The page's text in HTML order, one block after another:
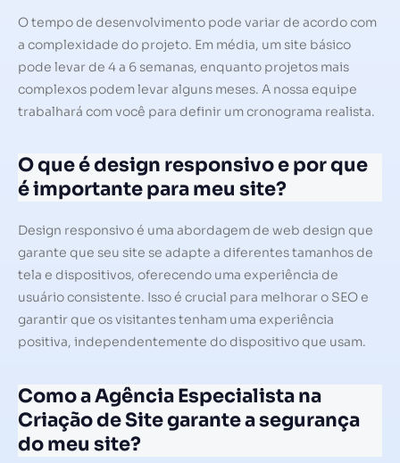
O tempo de desenvolvimento pode variar de acordo com
a complexidade do projeto. Em média, um site básico
pode levar de 4 a 6 semanas, enquanto projetos mais
complexos podem levar alguns meses. A nossa equipe
trabalhará com você para definir um cronograma realista.
O que é design responsivo e por que
é importante para meu site?
Design responsivo é uma abordagem de web design que
garante que seu site se adapte a diferentes tamanhos de
tela e dispositivos, oferecendo uma experiência de
usuário consistente. Isso é crucial para melhorar o SEO e
garantir que os visitantes tenham uma experiência
positiva, independentemente do dispositivo que usam.
Como a Agência Especialista na
Criação de Site garante a segurança
do meu site?